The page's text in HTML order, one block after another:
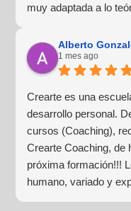
muy adaptada a lo
¡Para mí fue una
Alberto
1 mes ago
Crearte es una
desarrollo personal.
cursos (Coaching),
Crearte Coaching, de
próxima formación!!!
humano, variado y